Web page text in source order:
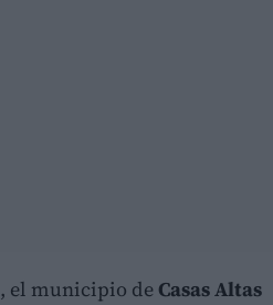
, el municipio de Casas Altas